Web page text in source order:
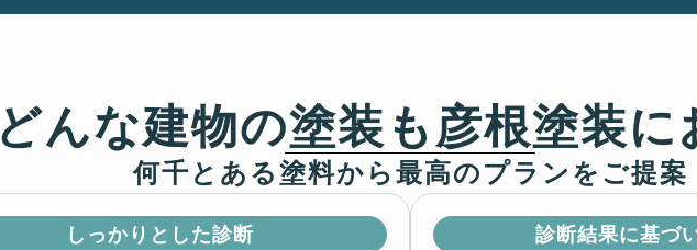
どんな建物の塗装も彦根塗装に
何千とある塗料から最高のプランをご提案
しっかりとした診断 診断結果に基づ